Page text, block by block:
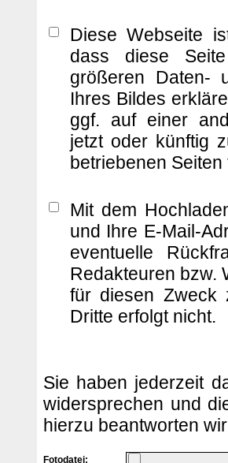
Diese Webseite
dass diese
größeren Daten-
Ihres Bildes
ggf. auf einer
jetzt oder künftig
betriebenen
Mit dem
und Ihre E-Mail-
eventuelle
Redakteuren bzw.
für diesen Zweck
Dritte erfolgt nicht.
Sie haben jederzeit
widersprechen und
hierzu beantworten
Fotodatei: